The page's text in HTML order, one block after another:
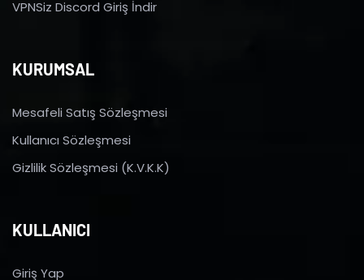
VPNSiz Discord Giriş İndir
KURUMSAL
Mesafeli Satış Sözleşmesi
Kullanıcı Sözleşmesi
Gizlilik Sözleşmesi (K.V.K.K)
KULLANICI
Giriş Yap